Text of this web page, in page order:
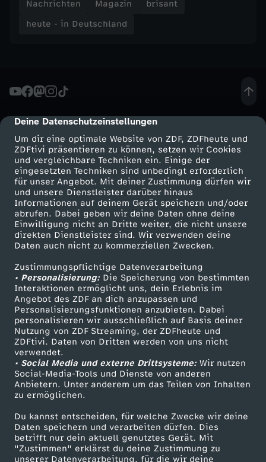
cmp-dialog-description
Deine Datenschutzeinstellungen
Um dir eine optimale Website von ZDF, ZDFheute und
ZDFtivi präsentieren zu können, setzen wir Cookies
und vergleichbare Techniken ein. Einige der
eingesetzten Techniken sind unbedingt erforderlich
für unser Angebot. Mit deiner Zustimmung dürfen wir
und unsere Dienstleister darüber hinaus
Informationen auf deinem Gerät speichern und/oder
abrufen. Dabei geben wir deine Daten ohne deine
Einwilligung nicht an Dritte weiter, die nicht unsere
direkten Dienstleister sind. Wir verwenden deine
Daten auch nicht zu kommerziellen Zwecken.
Zustimmungspflichtige Datenverarbeitung
• Personalisierung:Die Speicherung von bestimmten
Interaktionen ermöglicht uns, dein Erlebnis im
Angebot des ZDF an dich anzupassen und
Personalisierungsfunktionen anzubieten. Dabei
personalisieren wir ausschließlich auf Basis deiner
Nutzung von ZDF Streaming, der ZDFheute und
ZDFtivi. Daten von Dritten werden von uns nicht
verwendet.
• Social Media und externe Drittsysteme:Wir nutzen
Social-Media-Tools und Dienste von anderen
Anbietern. Unter anderem um das Teilen von Inhalten
zu ermöglichen.
Du kannst entscheiden, für welche Zwecke wir deine
Daten speichern und verarbeiten dürfen. Dies
betrifft nur dein aktuell genutztes Gerät. Mit
"Zustimmen" erklärst du deine Zustimmung zu
unserer Datenverarbeitung, für die wir deine
-
u
t
e
-
i
n
D
e
u
t
s
c
h
Nachrichten Magazin
brisant
heute - in Deutschland
Mehr ZDF
ZDF-Apps
Smart TV
ZDFtext
Livestreams
Sendungen A-Z
TV-Programm
Service
ZDFmitreden
Kontakt zum ZDF
Tickets
Zuschauerservice
Hilfe
ZDF Unternehmen
Karriere
ZDF goes Schule
Werbefernsehen